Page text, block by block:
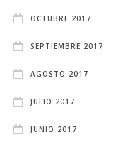
OCTUBRE 2017
SEPTIEMBRE 2017
AGOSTO 2017
JULIO 2017
JUNIO 2017